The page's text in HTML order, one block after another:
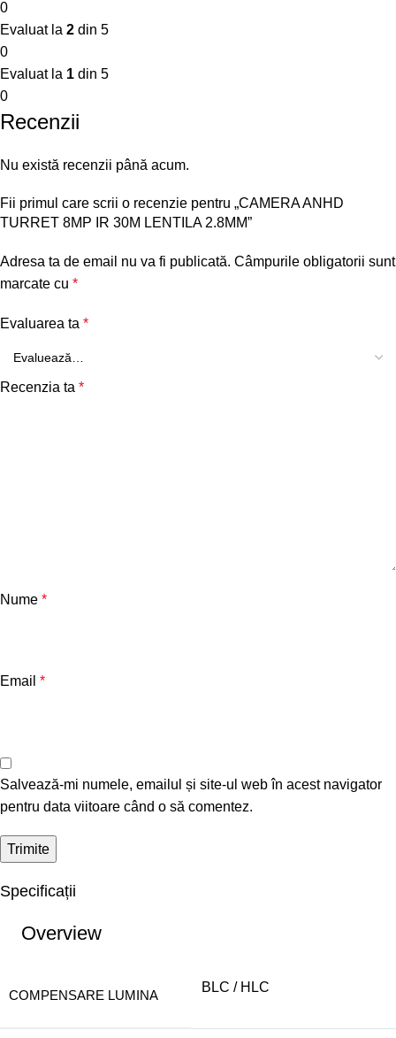
0
Evaluat la 2 din 5
0
Evaluat la 1 din 5
0
Recenzii
Nu există recenzii până acum.
Fii primul care scrii o recenzie pentru „CAMERA ANHD
TURRET 8MP IR 30M LENTILA 2.8MM”
Adresa ta de email nu va fi publicată. Câmpurile obligatorii sunt
marcate cu *
Evaluarea ta *
Recenzia ta *
Nume *
Email *
Salvează-mi numele, emailul și site-ul web în acest navigator
pentru data viitoare când o să comentez.
Specificații
Overview
COMPENSARE LUMINA
BLC / HLC